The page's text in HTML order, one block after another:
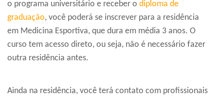
o programa universitário e receber o diploma de
graduação, você poderá se inscrever para a residência
em Medicina Esportiva, que dura em média 3 anos. O
curso tem acesso direto, ou seja, não é necessário fazer
outra residência antes.
Ainda na residência, você terá contato com profissionais